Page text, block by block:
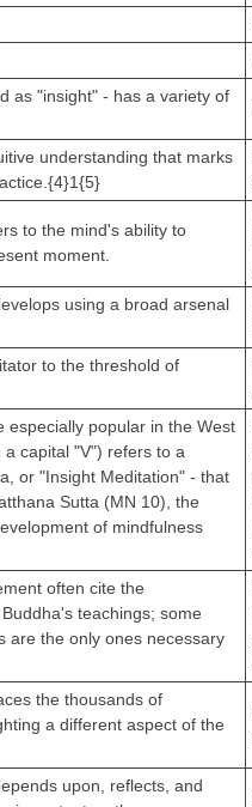
as "insight" - has a variety of
understanding that marks
to the mind's ability to
moment.
using a broad arsenal
to the threshold of
especially popular in the West
capital "V") refers to a
or "Insight Meditation" - that
Sutta (MN 10), the
of mindfulness
often cite the
teachings; some
are the only ones necessary
the thousands of
a different aspect of the
upon, reflects, and